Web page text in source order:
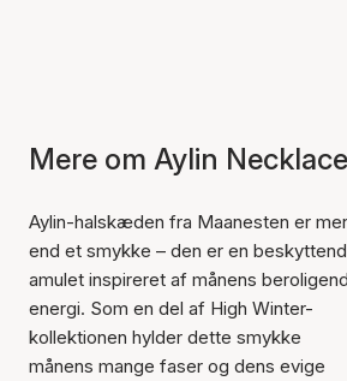
Mere om Aylin Necklace
Aylin-halskæden fra Maanesten er
end et smykke – den er en
amulet inspireret af månens
energi. Som en del af High Winter-
kollektionen hylder dette smykke
månens mange faser og dens evige